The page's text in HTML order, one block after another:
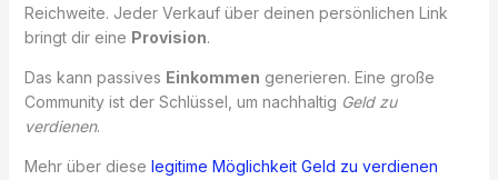
Reichweite. Jeder Verkauf über deinen persönlichen Link
bringt dir eine Provision.
Das kann passives Einkommen generieren. Eine große
Community ist der Schlüssel, um nachhaltig Geld zu
verdienen.
Mehr über diese legitime Möglichkeit Geld zu verdienen